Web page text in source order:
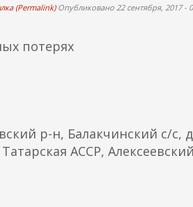
(Permalink)Опубликовано 22 сентября, 2017 -
потерях
р-н, Балакчинский с/с,
АССР,